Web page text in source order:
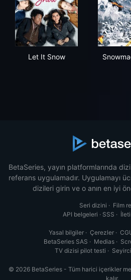
Let It Snow
BetaSeries, yayın platformlarında
referans uygulamadır. Uygulamayı
dizileri girin ve o anın en iyi
Seri dizini · Film
API belgeleri · SSS ·
Yasal bilgiler· Çerezler·
BetaSeries SAS · Medias·
TV dizisi pilot testi ·
© 2026 BetaSeries - Tüm harici içerikler
kalır.